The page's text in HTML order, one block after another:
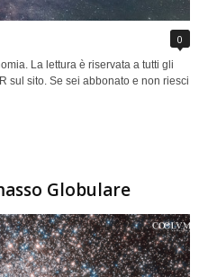
0
La lettura è riservata a tutti gli
sul sito. Se sei abbonato e non riesci
Globulare